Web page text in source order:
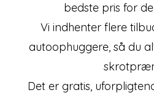
bedste pris for
Vi indhenter flere
autoophuggere, så du
Det er gratis,